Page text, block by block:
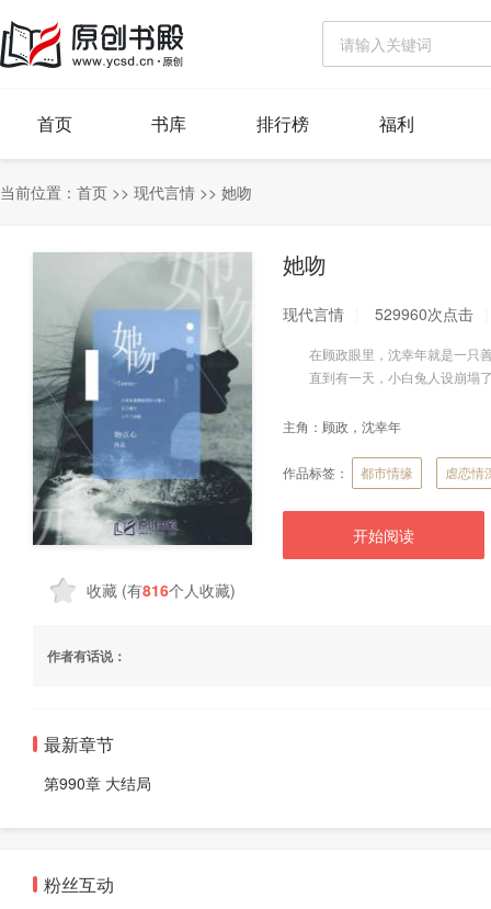
首页 书库 排行榜 福利
当前位置： 首页 >> 现代言情 >> 她吻
收藏 (有816个人收藏)
她吻
现代言情 529960次点击
在顾政眼里，沈幸年就是一只
直到有一天，小白兔人设崩
主角： 顾政，沈幸年
作品标签： 都市情缘 虐恋情
开始阅读
作者有话说：
最新章节
第990章 大结局
粉丝互动